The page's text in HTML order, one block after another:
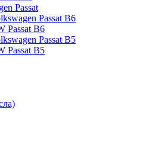
Passat
Passat B6
Passat B6
Passat B5
Passat B5